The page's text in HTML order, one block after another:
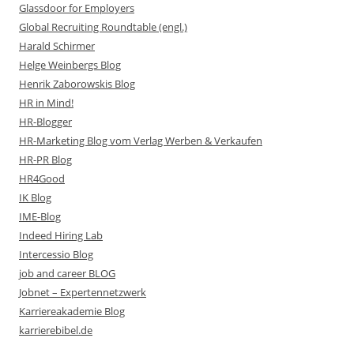
Glassdoor for Employers
Global Recruiting Roundtable (engl.)
Harald Schirmer
Helge Weinbergs Blog
Henrik Zaborowskis Blog
HR in Mind!
HR-Blogger
HR-Marketing Blog vom Verlag Werben & Verkaufen
HR-PR Blog
HR4Good
IK Blog
IME-Blog
Indeed Hiring Lab
Intercessio Blog
job and career BLOG
Jobnet – Expertennetzwerk
Karriereakademie Blog
karrierebibel.de